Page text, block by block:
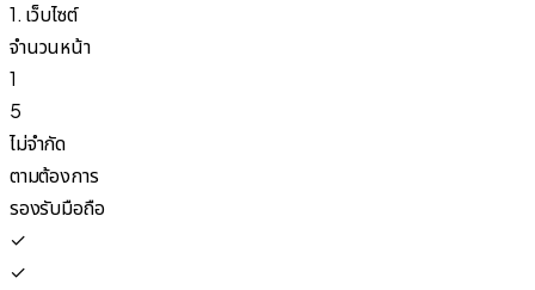
1. เว็บไซต์
จำนวนหน้า
1
5
ไม่จำกัด
ตามต้องการ
รองรับมือถือ
✓
✓